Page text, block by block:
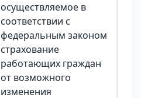
осуществляемое в
соответствии с
федеральным законом
страхование
работающих граждан
от возможного
изменения